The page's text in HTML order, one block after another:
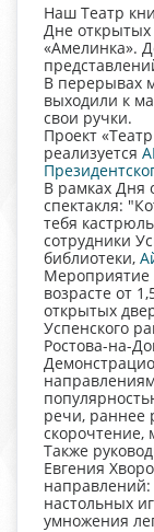
Наш Театр
Дне открытых
«Амелинка».
В перерывах
выходили к
свои ручки.
Проект
реализуется
В рамках Дня
спектакля:
тебя
сотрудники
библиотеки,
Мероприятие
возрасте от
открытых
Успенского
Ростова-на-
речи, раннее
скорочтение,
Также
Евгения
направлений:
настольных
умножения